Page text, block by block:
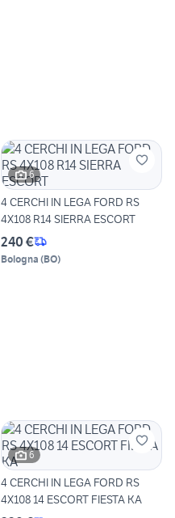
6
4 CERCHI IN LEGA FORD RS
4X108 R14 SIERRA ESCORT
240 €
Bologna (BO)
6
4 CERCHI IN LEGA FORD RS
4X108 14 ESCORT FIESTA KA